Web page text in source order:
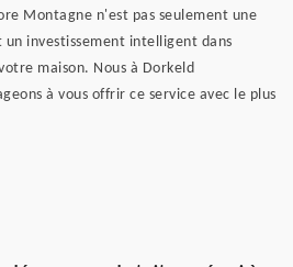
Montagne n'est pas seulement une
investissement intelligent dans
maison. Nous à Dorkeld
à vous offrir ce service avec le plus